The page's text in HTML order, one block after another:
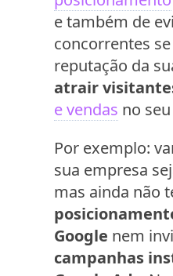
e também de
concorrentes
reputação da
atrair
e vendas no
Por exemplo:
sua empresa
mas ainda não
Google nem
campanhas